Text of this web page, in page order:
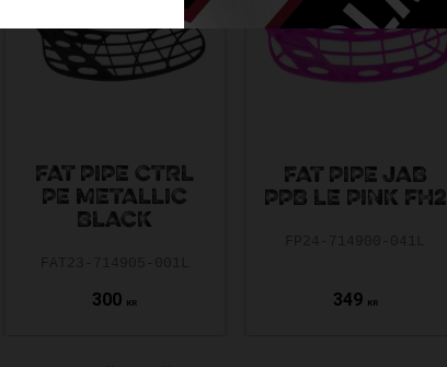
FAT PIPE CTRL
PE METALLIC
BLACK
300 KR
FAT PIPE JAB
PPB LE PINK FH2
349 KR